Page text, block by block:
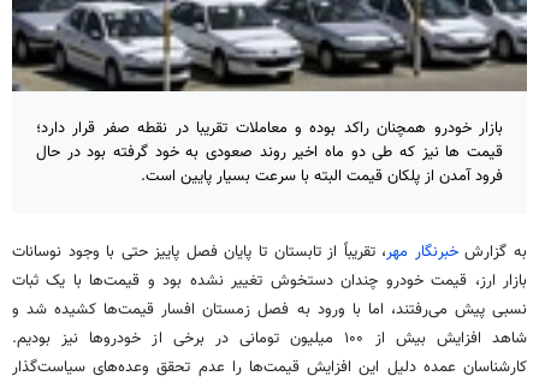
بازار خودرو همچنان راکد بوده و معاملات تقریبا در نقطه صفر قرار دارد؛
قیمت ها نیز که طی دو ماه اخیر روند صعودی به خود گرفته بود در حال
فرود آمدن از پلکان قیمت البته با سرعت بسیار پایین است.
به گزارشخبرنگار مهر، تقریباً از تابستان تا پایان فصل پاییز حتی با وجود نوسانات
بازار ارز، قیمت خودرو چندان دستخوش تغییر نشده بود و قیمت‌ها با یک ثبات
نسبی پیش می‌رفتند، اما با ورود به فصل زمستان افسار قیمت‌ها کشیده شد و
شاهد افزایش بیش از ۱۰۰ میلیون تومانی در برخی از خودروها نیز بودیم.
کارشناسان عمده دلیل این افزایش قیمت‌ها را عدم تحقق وعده‌های سیاست‌گذار